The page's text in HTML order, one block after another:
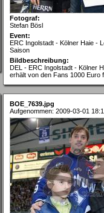
Fotograf:
Stefan Bösl
Event:
ERC Ingolstadt - Kölner Haie -
Saison
Bildbeschreibung:
DEL - ERC Ingolstadt - Kölner
erhält von den Fans 1000 Euro
BOE_7639.jpg
Aufgenommen: 2009-03-01